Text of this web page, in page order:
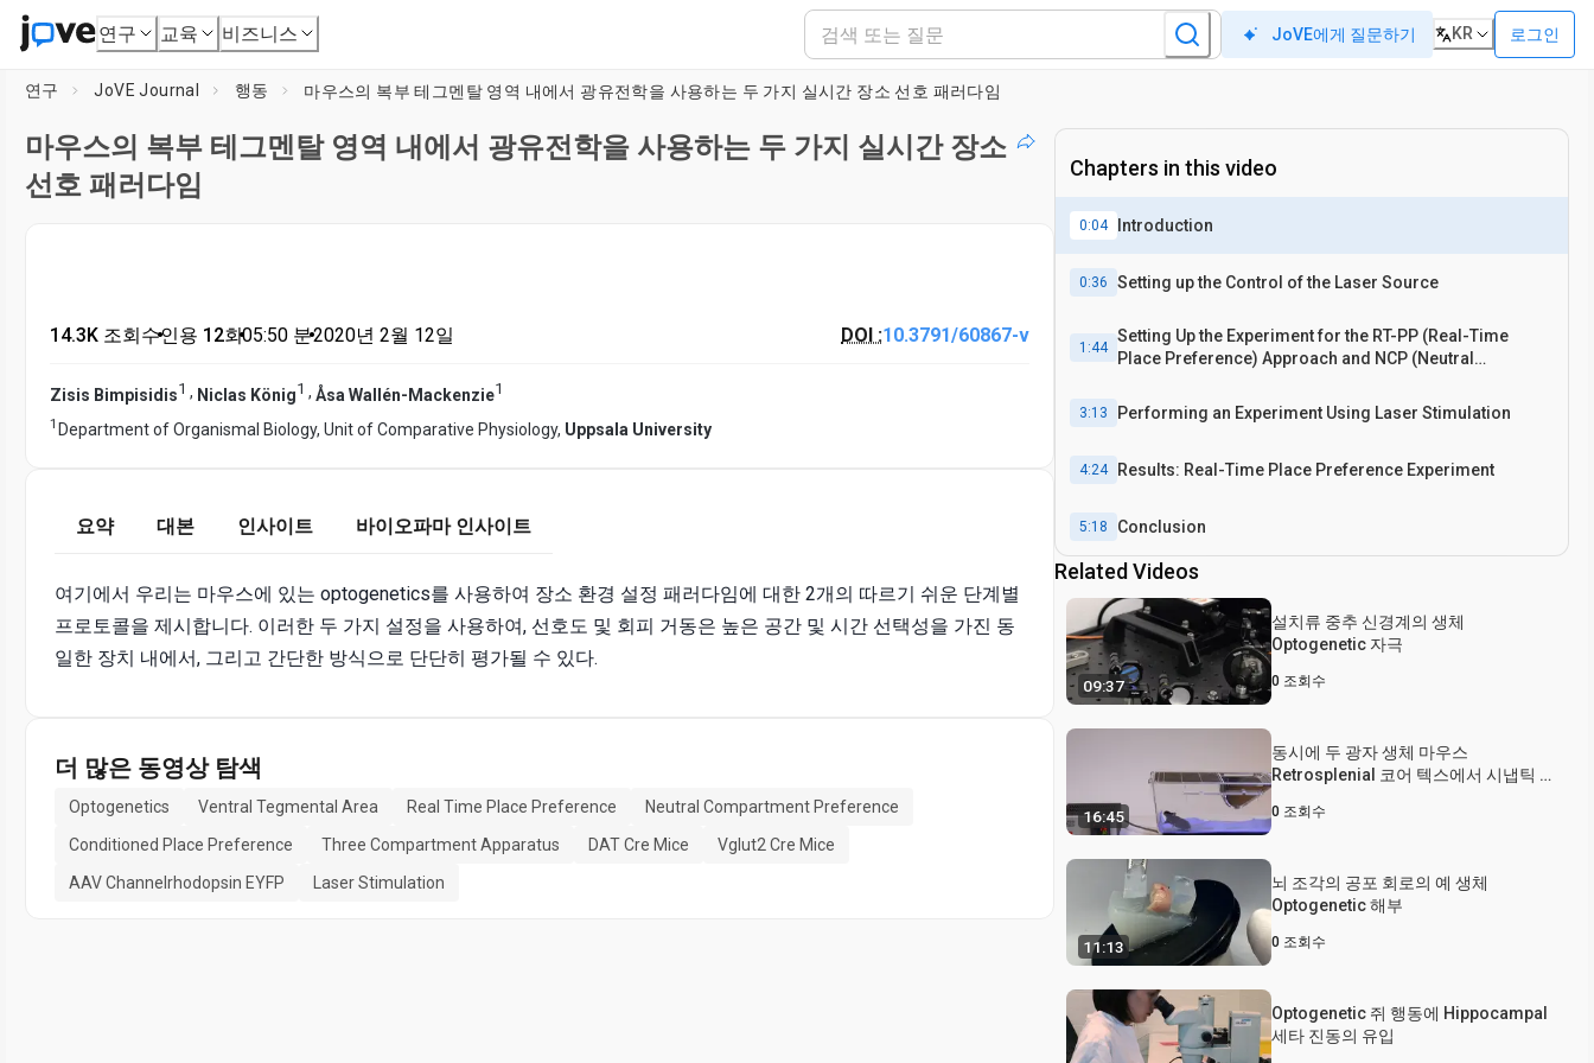
연구 교육 비즈니스 JoVE에게 질문하기 KR 로그인
연구 JoVE Journal 행동 마우스의 복부 테그멘탈 영역 내에서 광유전학을 사용하는 두 가지 실시간 장소 선호 패러다임
마우스의 복부 테그멘탈 영역 내에서 광유전학을 사용하는 두 가지 실시간 장소
선호 패러다임
14.3K 조회수•인용 12회•05:50 분•2020년 2월 12일 DOI :10.3791/60867-v
Zisis Bimpisidis1 , Niclas König1 , Åsa Wallén-Mackenzie1
1 Department of Organismal Biology, Unit of Comparative Physiology, Uppsala University
요약 대본 인사이트 바이오파마 인사이트
여기에서 우리는 마우스에 있는 optogenetics를 사용하여 장소 환경 설정 패러다임에 대한 2개의 따르기 쉬운 단계별
프로토콜을 제시합니다. 이러한 두 가지 설정을 사용하여, 선호도 및 회피 거동은 높은 공간 및 시간 선택성을 가진 동
일한 장치 내에서, 그리고 간단한 방식으로 단단히 평가될 수 있다.
더 많은 동영상 탐색
Optogenetics Ventral Tegmental Area Real Time Place Preference
Neutral Compartment Preference
Conditioned Place Preference
Three Compartment Apparatus DAT Cre Mice
Vglut2 Cre Mice
AAV Channelrhodopsin EYFP
Laser Stimulation
Chapters in this video
0:04 Introduction
0:36 Setting up the Control of the Laser Source
1:44
Setting Up the Experiment for the RT-PP (Real-Time
Place Preference) Approach and NCP (Neutral
3:13 Performing an Experiment Using Laser Stimulation
4:24 Results: Real-Time Place Preference Experiment
5:18 Conclusion
Related Videos
09:37
설치류 중추 신경계의 생체
Optogenetic 자극
0 조회수
16:45
동시에 두 광자 생체 마우스
Retrosplenial 코어 텍스에서 시냅틱 입
0 조회수
11:13
뇌 조각의 공포 회로의 예 생체
Optogenetic 해부
0 조회수
Optogenetic 쥐 행동에 Hippocampal
세타 진동의 유입